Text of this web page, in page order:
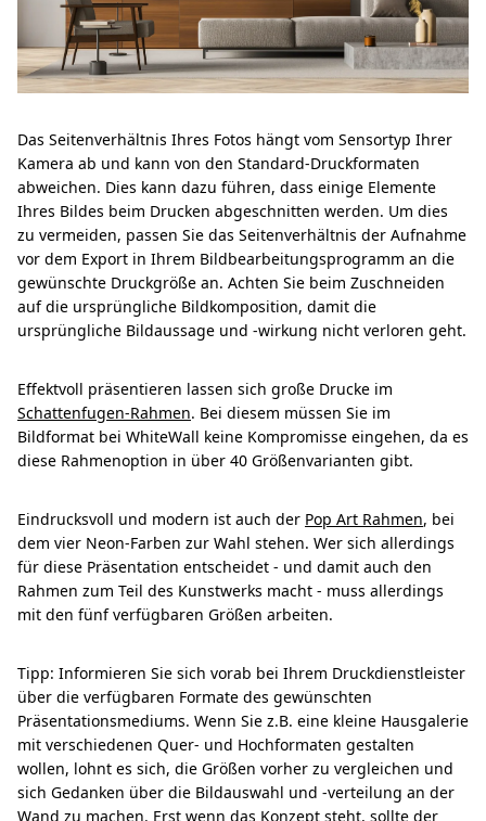
Das Seitenverhältnis Ihres Fotos hängt vom Sensortyp Ihrer
Kamera ab und kann von den Standard-Druckformaten
abweichen. Dies kann dazu führen, dass einige Elemente
Ihres Bildes beim Drucken abgeschnitten werden. Um dies
zu vermeiden, passen Sie das Seitenverhältnis der Aufnahme
vor dem Export in Ihrem Bildbearbeitungsprogramm an die
gewünschte Druckgröße an. Achten Sie beim Zuschneiden
auf die ursprüngliche Bildkomposition, damit die
ursprüngliche Bildaussage und -wirkung nicht verloren geht.
Effektvoll präsentieren lassen sich große Drucke im
Schattenfugen-Rahmen. Bei diesem müssen Sie im
Bildformat bei WhiteWall keine Kompromisse eingehen, da es
diese Rahmenoption in über 40 Größenvarianten gibt.
Eindrucksvoll und modern ist auch der Pop Art Rahmen, bei
dem vier Neon-Farben zur Wahl stehen. Wer sich allerdings
für diese Präsentation entscheidet - und damit auch den
Rahmen zum Teil des Kunstwerks macht - muss allerdings
mit den fünf verfügbaren Größen arbeiten.
Tipp: Informieren Sie sich vorab bei Ihrem Druckdienstleister
über die verfügbaren Formate des gewünschten
Präsentationsmediums. Wenn Sie z.B. eine kleine Hausgalerie
mit verschiedenen Quer- und Hochformaten gestalten
wollen, lohnt es sich, die Größen vorher zu vergleichen und
sich Gedanken über die Bildauswahl und -verteilung an der
Wand zu machen. Erst wenn das Konzept steht, sollte der